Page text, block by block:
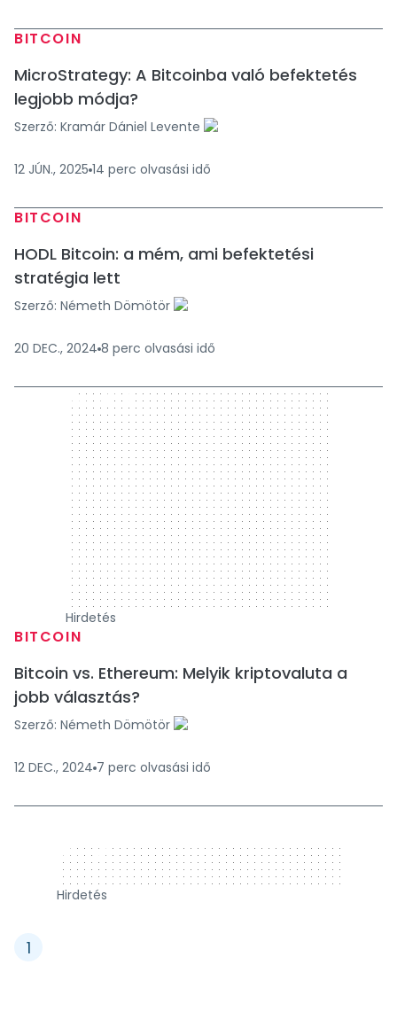
BITCOIN
MicroStrategy: A Bitcoinba való befektetés
legjobb módja?
Szerző: Kramár Dániel Levente
12 JÚN., 2025 14 perc olvasási idő
BITCOIN
HODL Bitcoin: a mém, ami befektetési
stratégia lett
Szerző: Németh Dömötör
20 DEC., 2024 8 perc olvasási idő
300 x 250
Hirdetés
BITCOIN
Bitcoin vs. Ethereum: Melyik kriptovaluta a
jobb választás?
Szerző: Németh Dömötör
12 DEC., 2024 7 perc olvasási idő
320 x 50
Hirdetés
1